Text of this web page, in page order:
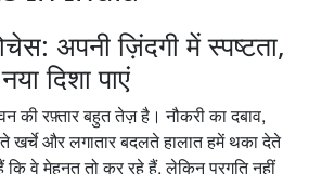
अपनी ज़िंदगी में स्पष्टता,
दिशा पाएं
की रफ़्तार बहुत तेज़ है। नौकरी का दबाव,
खर्चे और लगातार बदलते हालात हमें थका देते
वे मेहनत तो कर रहे हैं, लेकिन प्रगति नहीं